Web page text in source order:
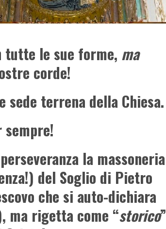
tutte le sue forme, ma
corde!
sede terrena della Chiesa.
la massoneria
del Soglio di Pietro
che si auto-dichiara
ma rigetta come “storico”